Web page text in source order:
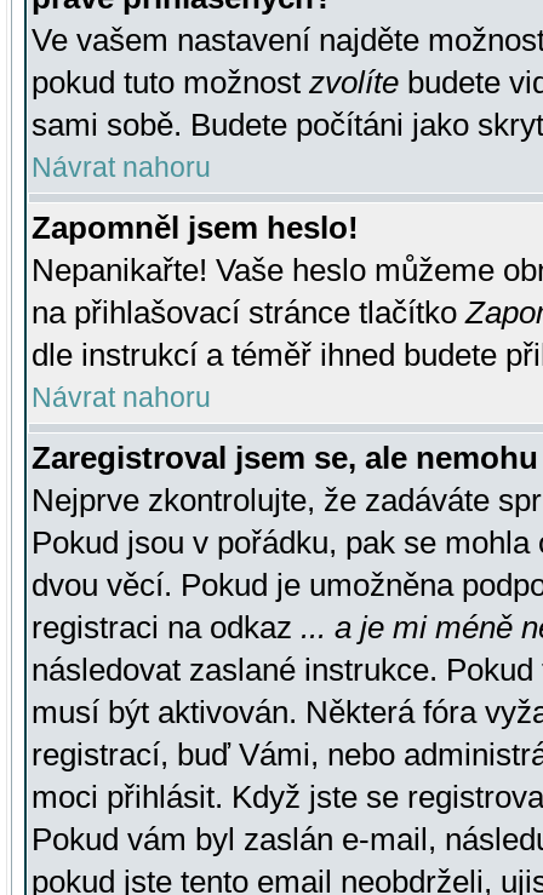
Ve vašem nastavení najděte
pokud tuto možnost zvolíte budete
sami sobě. Budete počítáni jako
Návrat nahoru
Zapomněl jsem heslo!
Nepanikařte! Vaše heslo můžeme
na přihlašovací stránce tlačítko
dle instrukcí a téměř ihned budete
Návrat nahoru
Zaregistroval jsem se, ale
Nejprve zkontrolujte, že zadáváte
Pokud jsou v pořádku, pak se
dvou věcí. Pokud je umožněna
registraci na odkaz ... a je mi méně
následovat zaslané instrukce.
musí být aktivován. Některá fóra
registrací, buď Vámi, nebo
moci přihlásit. Když jste se
Pokud vám byl zaslán e-mail,
pokud jste tento email neobdrželi,